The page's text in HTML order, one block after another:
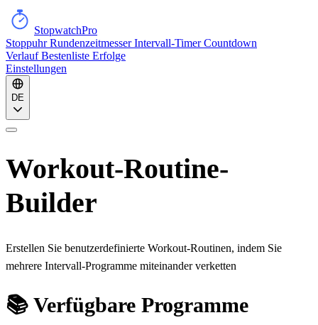
StopwatchPro
StoppuhrRundenzeitmesserIntervall-TimerCountdown
VerlaufBestenliste Erfolge
Einstellungen
DE
Workout-Routine-
Builder
Erstellen Sie benutzerdefinierte Workout-Routinen, indem Sie
mehrere Intervall-Programme miteinander verketten
📚 Verfügbare Programme